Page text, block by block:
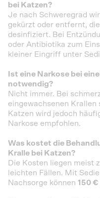
bei Katzen?
Je nach Schweregrad
gekürzt oder entfernt,
desinfiziert. Bei
oder Antibiotika zum
kleiner Eingriff unter
Ist eine Narkose bei
notwendig?
Nicht immer. Bei
eingewachsenen Krallen
Katzen wird jedoch
Narkose empfohlen.
Was kostet die
Kralle bei Katzen?
Die Kosten liegen meist
leichten Fällen. Mit
Nachsorge können 150 €